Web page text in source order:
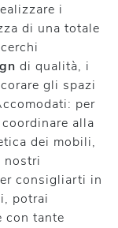
i
di una totale
di qualità, i
gli spazi
per
alla
dei mobili,
nostri
consigliarti in
potrai
con tante